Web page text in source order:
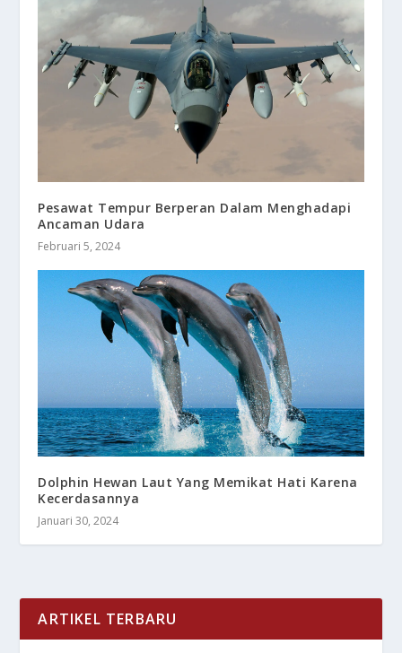
Pesawat Tempur Berperan Dalam Menghadapi
Ancaman Udara
Februari 5, 2024
Dolphin Hewan Laut Yang Memikat Hati Karena
Kecerdasannya
Januari 30, 2024
ARTIKEL TERBARU